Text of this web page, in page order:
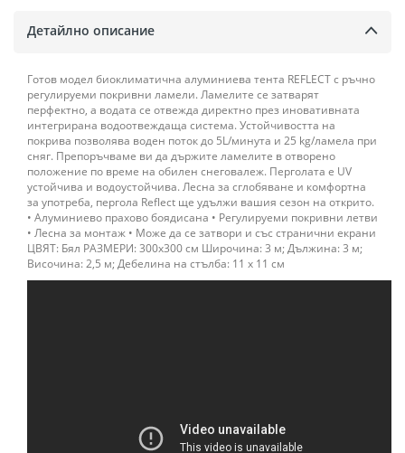
Детайлно описание
Готов модел биоклиматична алуминиева тента REFLECT с ръчно
регулируеми покривни ламели. Ламелите се затварят
перфектно, а водата се отвежда директно през иновативната
интегрирана водоотвеждаща система. Устойчивостта на
покрива позволява воден поток до 5L/минута и 25 kg/ламела при
сняг. Препоръчваме ви да държите ламелите в отворено
положение по време на обилен снеговалеж. Перголата е UV
устойчива и водоустойчива. Лесна за сглобяване и комфортна
за употреба, пергола Reflect ще удължи вашия сезон на открито.
• Алуминиево прахово боядисана • Регулируеми покривни летви
• Лесна за монтаж • Може да се затвори и със странични екрани
ЦВЯТ: Бял РАЗМЕРИ: 300х300 см Широчина: 3 м; Дължина: 3 м;
Височина: 2,5 м; Дебелина на стълба: 11 х 11 см